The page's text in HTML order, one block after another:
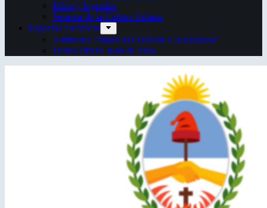
Mitos y leyendas
Semana de la Cultura Italiana
Espacios escénicos
Anfiteatro “Mario del Tránsito Cocomarola”
Teatro Oficial Juan de Vera